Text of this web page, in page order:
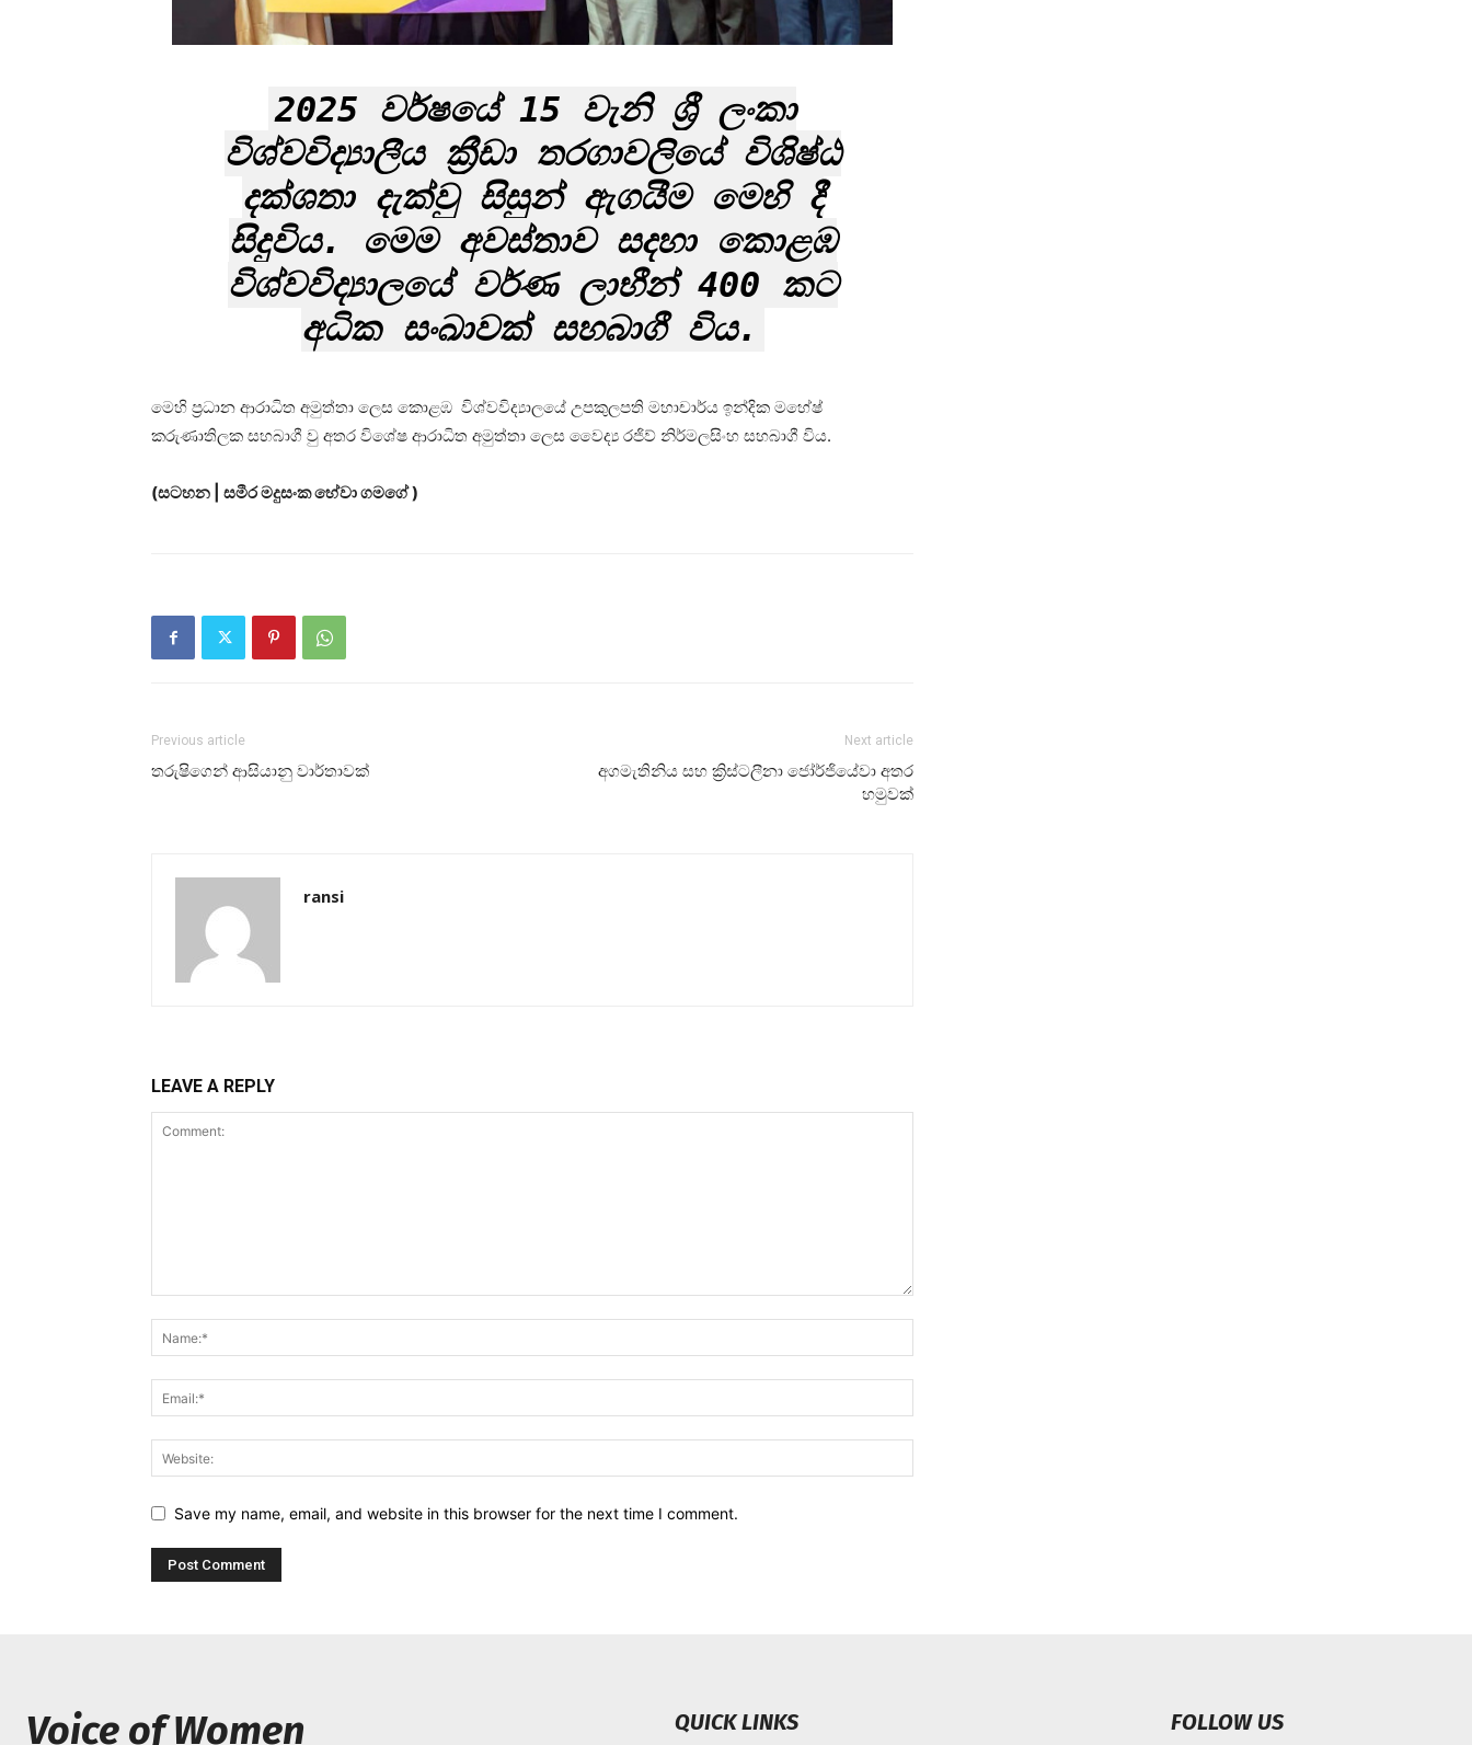
2025 වර්ෂයේ 15 වැනි ශ්‍රී ලංකා
විශ්වවිද්‍යාලීය ක්‍රීඩා තරගාවලියේ විශිෂ්ඨ
දක්ශතා දැක්වු සිසුන් ඇගයීම මෙහි දී
සිදුවිය. මෙම අවස්තාව සදහා කොළඹ
විශ්වවිද්‍යාලයේ වර්ණ ලාභීන් 400 කට
අධික සංඛාවක් සහබාගී විය.
මෙහි ප්‍රධාන ආරාධිත අමුත්තා ලෙස කොළඹ විශ්වවිද්‍යාලයේ උපකුලපති මහාචාර්ය ඉන්දික මහේෂ්
කරුණාතිලක සහබාගී වු අතර විශේෂ ආරාධිත අමුත්තා ලෙස වෛද්‍ය රජිව් නිර්මලසිංහ සහබාගී විය.
(සටහන | සමීර මදුසංක හේවා ගමගේ )
Previous article
තරුෂිගෙන් ආසියානු වාර්තාවක්
Next article
අගමැතිනිය සහ ක්‍රිස්ටලීනා ජෝර්ජියේවා අතර
හමුවක්
ransi
LEAVE A REPLY
Save my name, email, and website in this browser for the next time I comment.
Voice of Women QUICK LINKS FOLLOW US